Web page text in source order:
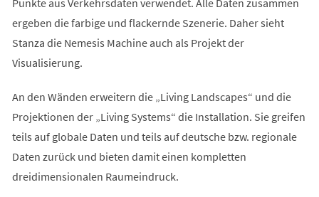
ergeben die farbige und flackernde Szenerie. Daher sieht
Stanza die Nemesis Machine auch als Projekt der
Visualisierung.
An den Wänden erweitern die „Living Landscapes“ und die
Projektionen der „Living Systems“ die Installation. Sie greifen
teils auf globale Daten und teils auf deutsche bzw. regionale
Daten zurück und bieten damit einen kompletten
dreidimensionalen Raumeindruck.